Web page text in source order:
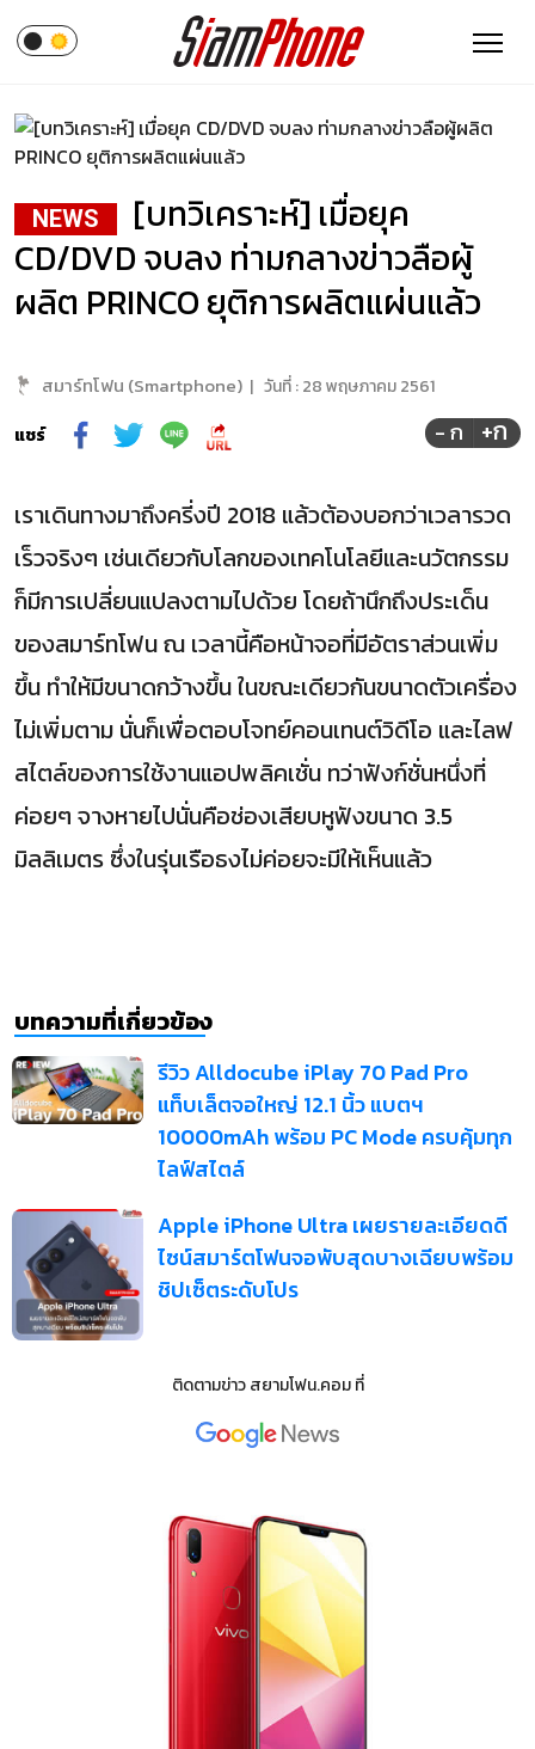
NEWS
[บทวิเคราะห์] เมื่อยุค
CD/DVD จบลง ท่ามกลางข่าวลือผู้
ผลิต PRINCO ยุติการผลิตแผ่นแล้ว
สมาร์ทโฟน (Smartphone) | วันที่ :28 พฤษภาคม 2561
แชร์
- ก +ก
เราเดินทางมาถึงครี่งปี 2018 แล้วต้องบอกว่าเวลารวด
เร็วจริงๆ เช่นเดียวกับโลกของเทคโนโลยีและนวัตกรรม
ก็มีการเปลี่ยนแปลงตามไปด้วย โดยถ้านึกถึงประเด็น
ของสมาร์ทโฟน ณ เวลานี้คือหน้าจอที่มีอัตราส่วนเพิ่ม
ขึ้น ทำให้มีขนาดกว้างขึ้น ในขณะเดียวกันขนาดตัวเครื่อง
ไม่เพิ่มตาม นั่นก็เพื่อตอบโจทย์คอนเทนต์วิดีโอ และไลฟ
สไตล์ของการใช้งานแอปพลิคเชั่น ทว่าฟังก์ชั่นหนึ่งที่
ค่อยๆ จางหายไปนั่นคือช่องเสียบหูฟังขนาด 3.5
มิลลิเมตร ซึ่งในรุ่นเรือธงไม่ค่อยจะมีให้เห็นแล้ว
บทความที่เกี่ยวข้อง
รีวิว Alldocube iPlay 70 Pad Pro
แท็บเล็ตจอใหญ่ 12.1 นิ้ว แบตฯ
10000mAh พร้อม PC Mode ครบคุ้มทุก
ไลฟ์สไตล์
Apple iPhone Ultra เผยรายละเอียดดี
ไซน์สมาร์ตโฟนจอพับสุดบางเฉียบพร้อม
ชิปเซ็ตระดับโปร
ติดตามข่าวสยามโฟน.คอมที่